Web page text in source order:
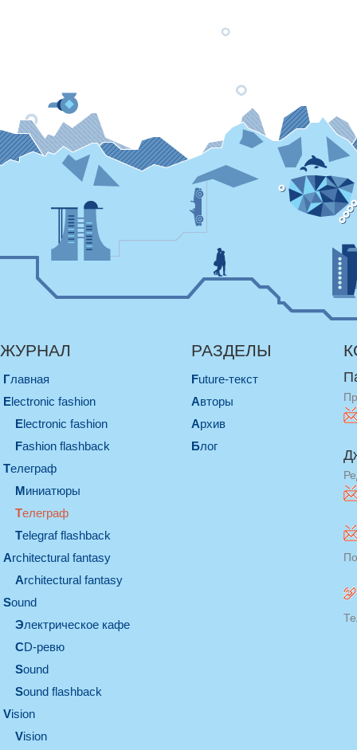
ЖУРНАЛ
Главная
electronic fashion
electronic fashion
Fashion flashback
телеграф
миниатюры
телеграф
Telegraf flashback
architectural fantasy
architectural fantasy
sound
электрическое кафе
CD-ревю
sound
Sound flashback
vision
vision
РАЗДЕЛЫ
Future-текст
Авторы
Архив
Блог